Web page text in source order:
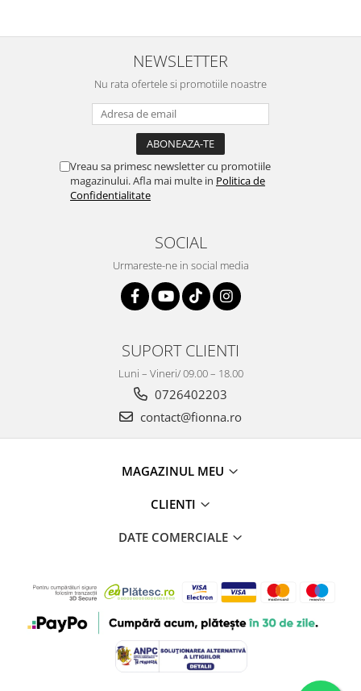
NEWSLETTER
Nu rata ofertele si promotiile noastre
Vreau sa primesc newsletter cu promotiile
magazinului. Afla mai multe in Politica de
Confidentialitate
SOCIAL
Urmareste-ne in social media
SUPORT CLIENTI
Luni – Vineri/ 09.00 – 18.00
0726402203
contact@fionna.ro
MAGAZINUL MEU
CLIENTI
DATE COMERCIALE